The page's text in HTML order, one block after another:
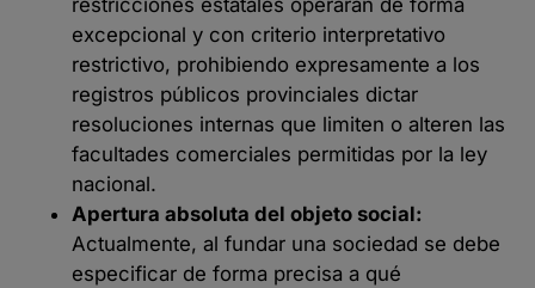
restricciones estatales operarán de forma
excepcional y con criterio interpretativo
restrictivo, prohibiendo expresamente a los
registros públicos provinciales dictar
resoluciones internas que limiten o alteren las
facultades comerciales permitidas por la ley
nacional.
Apertura absoluta del objeto social:
Actualmente, al fundar una sociedad se debe
especificar de forma precisa a qué